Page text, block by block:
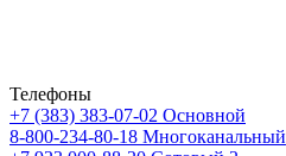
Телефоны
+7 (383) 383-07-02 Основной
8-800-234-80-18 Многоканальный